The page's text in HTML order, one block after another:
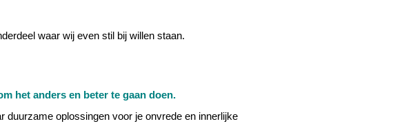
waar wij even stil bij willen staan.
het anders en beter te gaan doen.
duurzame oplossingen voor je onvrede en innerlijke